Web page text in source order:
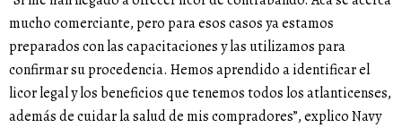
mucho comerciante, pero para esos casos ya estamos
preparados con las capacitaciones y las utilizamos para
confirmar su procedencia. Hemos aprendido a identificar el
licor legal y los beneficios que tenemos todos los atlanticenses,
además de cuidar la salud de mis compradores”, explico Navy